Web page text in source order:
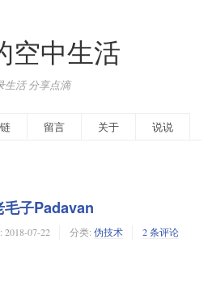
空中生活
生活 分享点滴
留言 关于 说说
毛子Padavan
2018-07-22 分类: 伪技术 2 条评论